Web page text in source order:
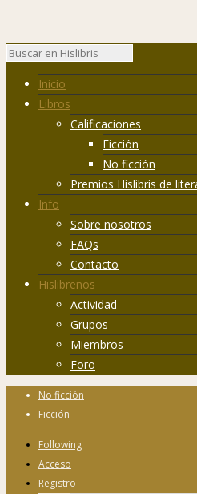
Inicio
Libros
Calificaciones
Ficción
No ficción
Premios Hislibris de
Info
Sobre nosotros
FAQs
Contacto
Hislibreños
Actividad
Grupos
Miembros
Foro
No ficción
Ficción
Following
Acceso
Registro